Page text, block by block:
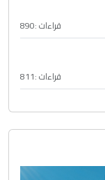
قراءات :890
قراءات :811